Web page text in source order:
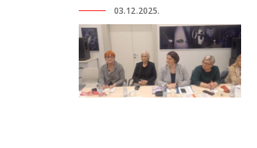
03.12.2025.